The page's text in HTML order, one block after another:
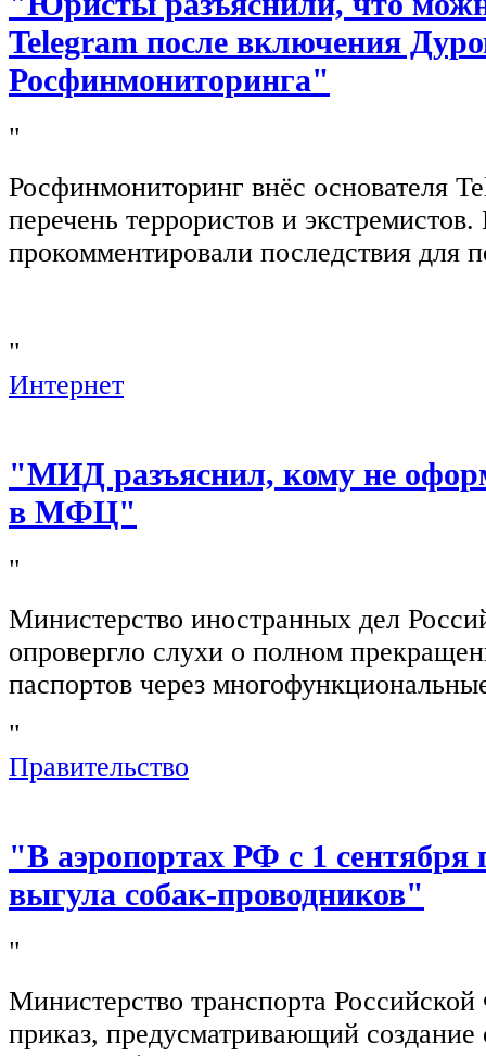
Telegram после включения
Росфинмониторинга"
"
Росфинмониторинг внёс основателя
перечень террористов и
прокомментировали последствия для
"
Интернет
"МИД разъяснил, кому не
в МФЦ"
"
Министерство иностранных дел
опровергло слухи о полном
паспортов через
"
Правительство
"В аэропортах РФ с 1 сентября
выгула собак-проводников"
"
Министерство транспорта
приказ, предусматривающий создание